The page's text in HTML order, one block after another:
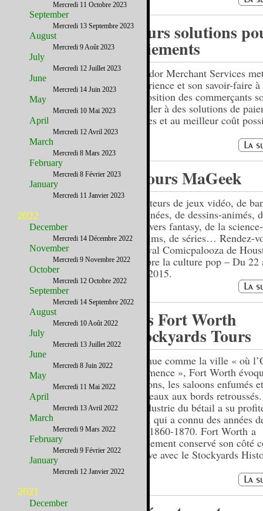
Leurs solutions
paiements
Navidor Merchant Services
expérience et son savoir-faire
disposition des commerçants
accéder à des solutions de
fiables et au meilleur coût
4 jours MaGeek
Amateurs de jeux vidéo, de
dessinées, de dessins-animés,
l’univers fantasy, de la
de films, de séries… Rendez-
festival Comicpalooza de
célèbre la culture pop – Du 22
mai 2015.
Les Fort Worth
Stockyards Tours
Connue comme la ville « où
commence », Fort Worth
éperons, les saloons enfumés
chapeaux aux bords retroussés.
L’industrie du bétail a su
ville, qui a connu des années
vers 1860-1870. Fort Worth a
pleinement conservé son côté
preuve avec le Stockyards
Mercredi 11 Octobre 2023
September
Mercredi 13 Septembre 2023
August
Mercredi 9 Août 2023
July
Mercredi 12 Juillet 2023
June
Mercredi 14 Juin 2023
May
Mercredi 10 Mai 2023
April
Mercredi 12 Avril 2023
March
Mercredi 8 Mars 2023
February
Mercredi 8 Février 2023
January
Mercredi 11 Janvier 2023
2022
December
Mercredi 14 Décembre 2022
November
Mercredi 9 Novembre 2022
October
Mercredi 12 Octobre 2022
September
Mercredi 14 Septembre 2022
August
Mercredi 10 Août 2022
July
Mercredi 13 Juillet 2022
June
Mercredi 8 Juin 2022
May
Mercredi 11 Mai 2022
April
Mercredi 13 Avril 2022
March
Mercredi 9 Mars 2022
February
Mercredi 9 Février 2022
January
Mercredi 12 Janvier 2022
2021
December